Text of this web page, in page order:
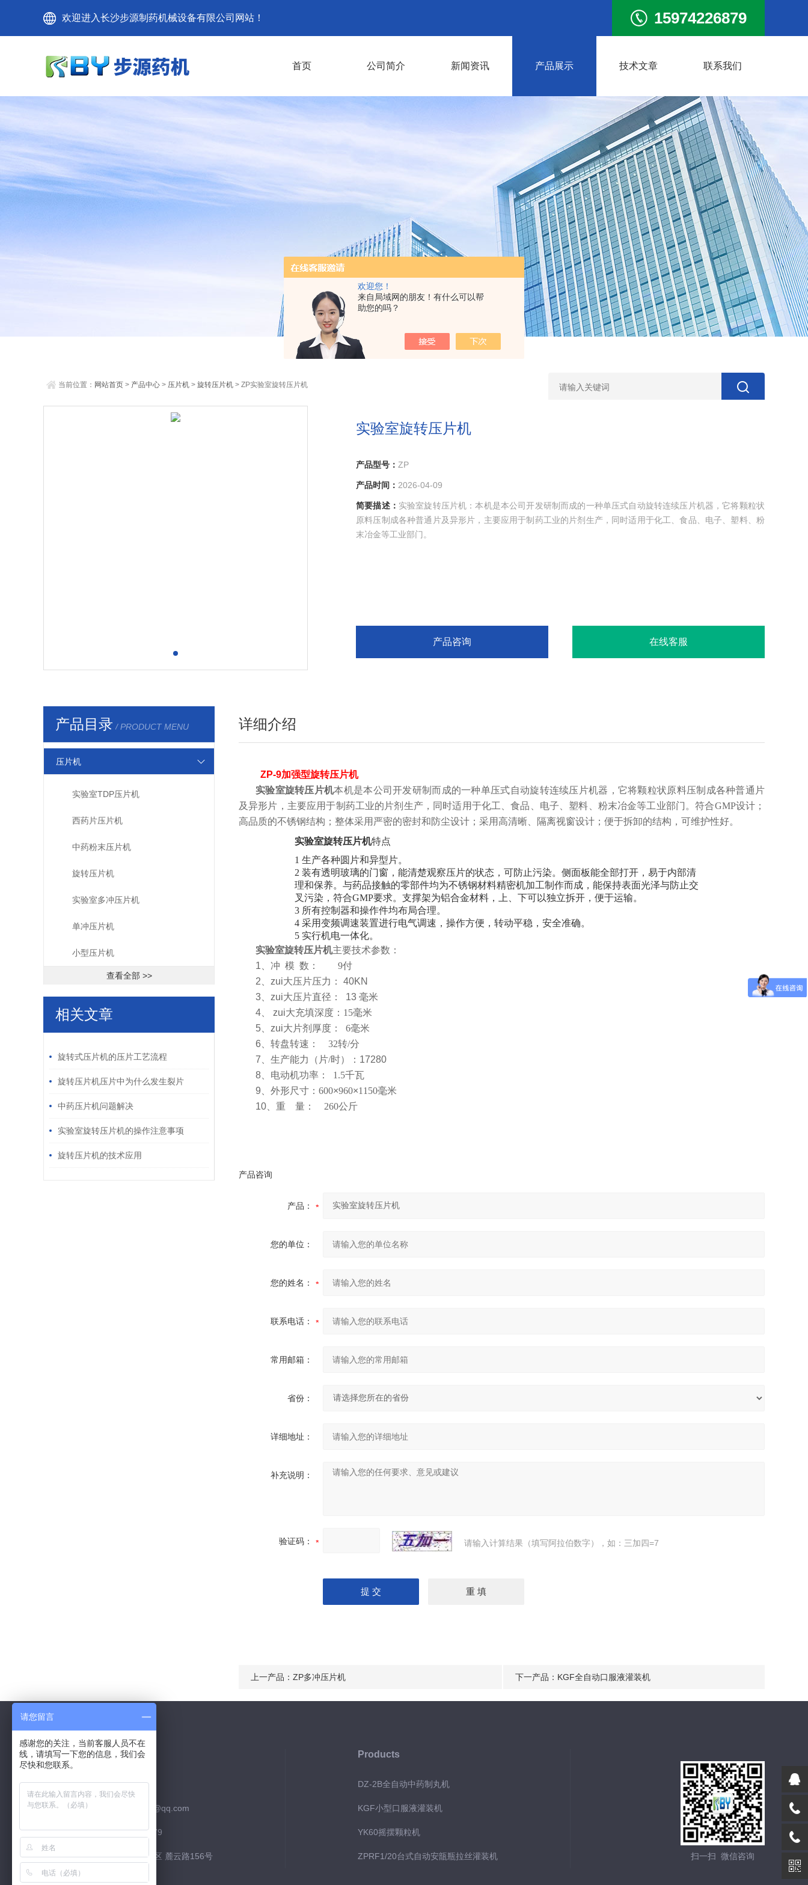
欢迎您！
来自局域网的朋友！有什么可以帮
助您的吗？
欢迎进入长沙步源制药机械设备有限公司网站！ 15974226879
首页 公司简介 新闻资讯 产品展示 技术文章 联系我们
当前位置： 网站首页 > 产品中心 > 压片机 > 旋转压片机 > ZP实验室旋转压片机
实验室旋转压片机
产品型号： ZP
产品时间： 2026-04-09
简要描述： 实验室旋转压片机：本机是本公司开发研制而成的一种单压式自动旋转连续压片机器，它将颗粒状
原料压制成各种普通片及异形片，主要应用于制药工业的片剂生产，同时适用于化工、食品、电子、塑料、粉
末冶金等工业部门。
产品咨询 在线客服
产品目录 / PRODUCT MENU
压片机
实验室TDP压片机
西药片压片机
中药粉末压片机
旋转压片机
实验室多冲压片机
单冲压片机
小型压片机
查看全部 >>
相关文章
旋转式压片机的压片工艺流程
旋转压片机压片中为什么发生裂片
中药压片机问题解决
实验室旋转压片机的操作注意事项
旋转压片机的技术应用
详细介绍
ZP-9加强型旋转压片机
实验室旋转压片机本机是本公司开发研制而成的一种单压式自动旋转连续压片机器，它将颗粒状原料压制成各种普通片
及异形片，主要应用于制药工业的片剂生产，同时适用于化工、食品、电子、塑料、粉末冶金等工业部门。符合GMP设计；
高品质的不锈钢结构；整体采用严密的密封和防尘设计；采用高清晰、隔离视窗设计；便于拆卸的结构，可维护性好。
实验室旋转压片机特点
1 生产各种圆片和异型片。
2 装有透明玻璃的门窗，能清楚观察压片的状态，可防止污染。侧面板能全部打开，易于内部清
理和保养。与药品接触的零部件均为不锈钢材料精密机加工制作而成，能保持表面光泽与防止交
叉污染，符合GMP要求。支撑架为铝合金材料，上、下可以独立拆开，便于运输。
3 所有控制器和操作件均布局合理。
4 采用变频调速装置进行电气调速，操作方便，转动平稳，安全准确。
5 实行机电一体化。
实验室旋转压片机主要技术参数：
1、冲 模 数： 9付
2、zui大压片压力： 40KN
3、zui大压片直径： 13 毫米
4、 zui大充填深度： 15毫米
5、zui大片剂厚度： 6毫米
6、转盘转速： 32转/分
7、生产能力（片/时）：17280
8、电动机功率： 1.5千瓦
9、外形尺寸： 600×960×1150毫米
10、重 量： 260公斤
产品咨询
产品：
您的单位：
您的姓名：
联系电话：
常用邮箱：
省份：
详细地址：
补充说明：
验证码： 请输入计算结果（填写阿拉伯数字），如：三加四=7
上一产品： ZP多冲压片机 下一产品： KGF全自动口服液灌装机
Contact Us
联系QQ：526252952
联系邮箱：526252952@qq.com
联系电话：15974226879
联系地址：长沙市 高新区 麓云路156号
Products
DZ-2B全自动中药制丸机
KGF小型口服液灌装机
YK60摇摆颗粒机
ZPRF1/20台式自动安瓿瓶拉丝灌装机 扫一扫 微信咨询
请您留言
感谢您的关注，当前客服人员不在
线，请填写一下您的信息，我们会
尽快和您联系。